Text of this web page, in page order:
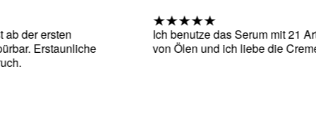
der ersten
Erstaunliche
Ich benutze das Serum mit 21 Arten
von Ölen und ich liebe die Creme